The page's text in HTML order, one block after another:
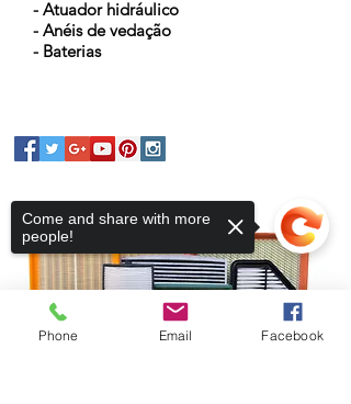
- Atuador hidráulico
- Anéis de vedação
- Baterias
Phone Email Facebook
Come and share with more
people!